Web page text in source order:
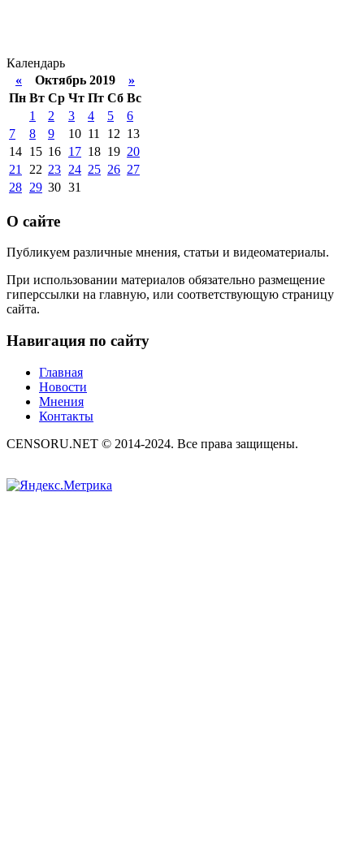
Календарь
« Октябрь 2019 »
Пн Вт Ср Чт Пт Сб Вс
1
2 3 4 5
6
7
8 9 10 11 12 13
14 15 16 17 18 19 20
21
22 23 24 25 26 27
28 29 30 31
О сайте
Публикуем различные мнения, статьи и видеоматериалы.
При использовании материалов обязательно размещение
гиперссылки на главную, или соответствующую страницу
сайта.
Навигация по сайту
Главная
Новости
Мнения
Контакты
CENSORU.NET © 2014-2024. Все права защищены.